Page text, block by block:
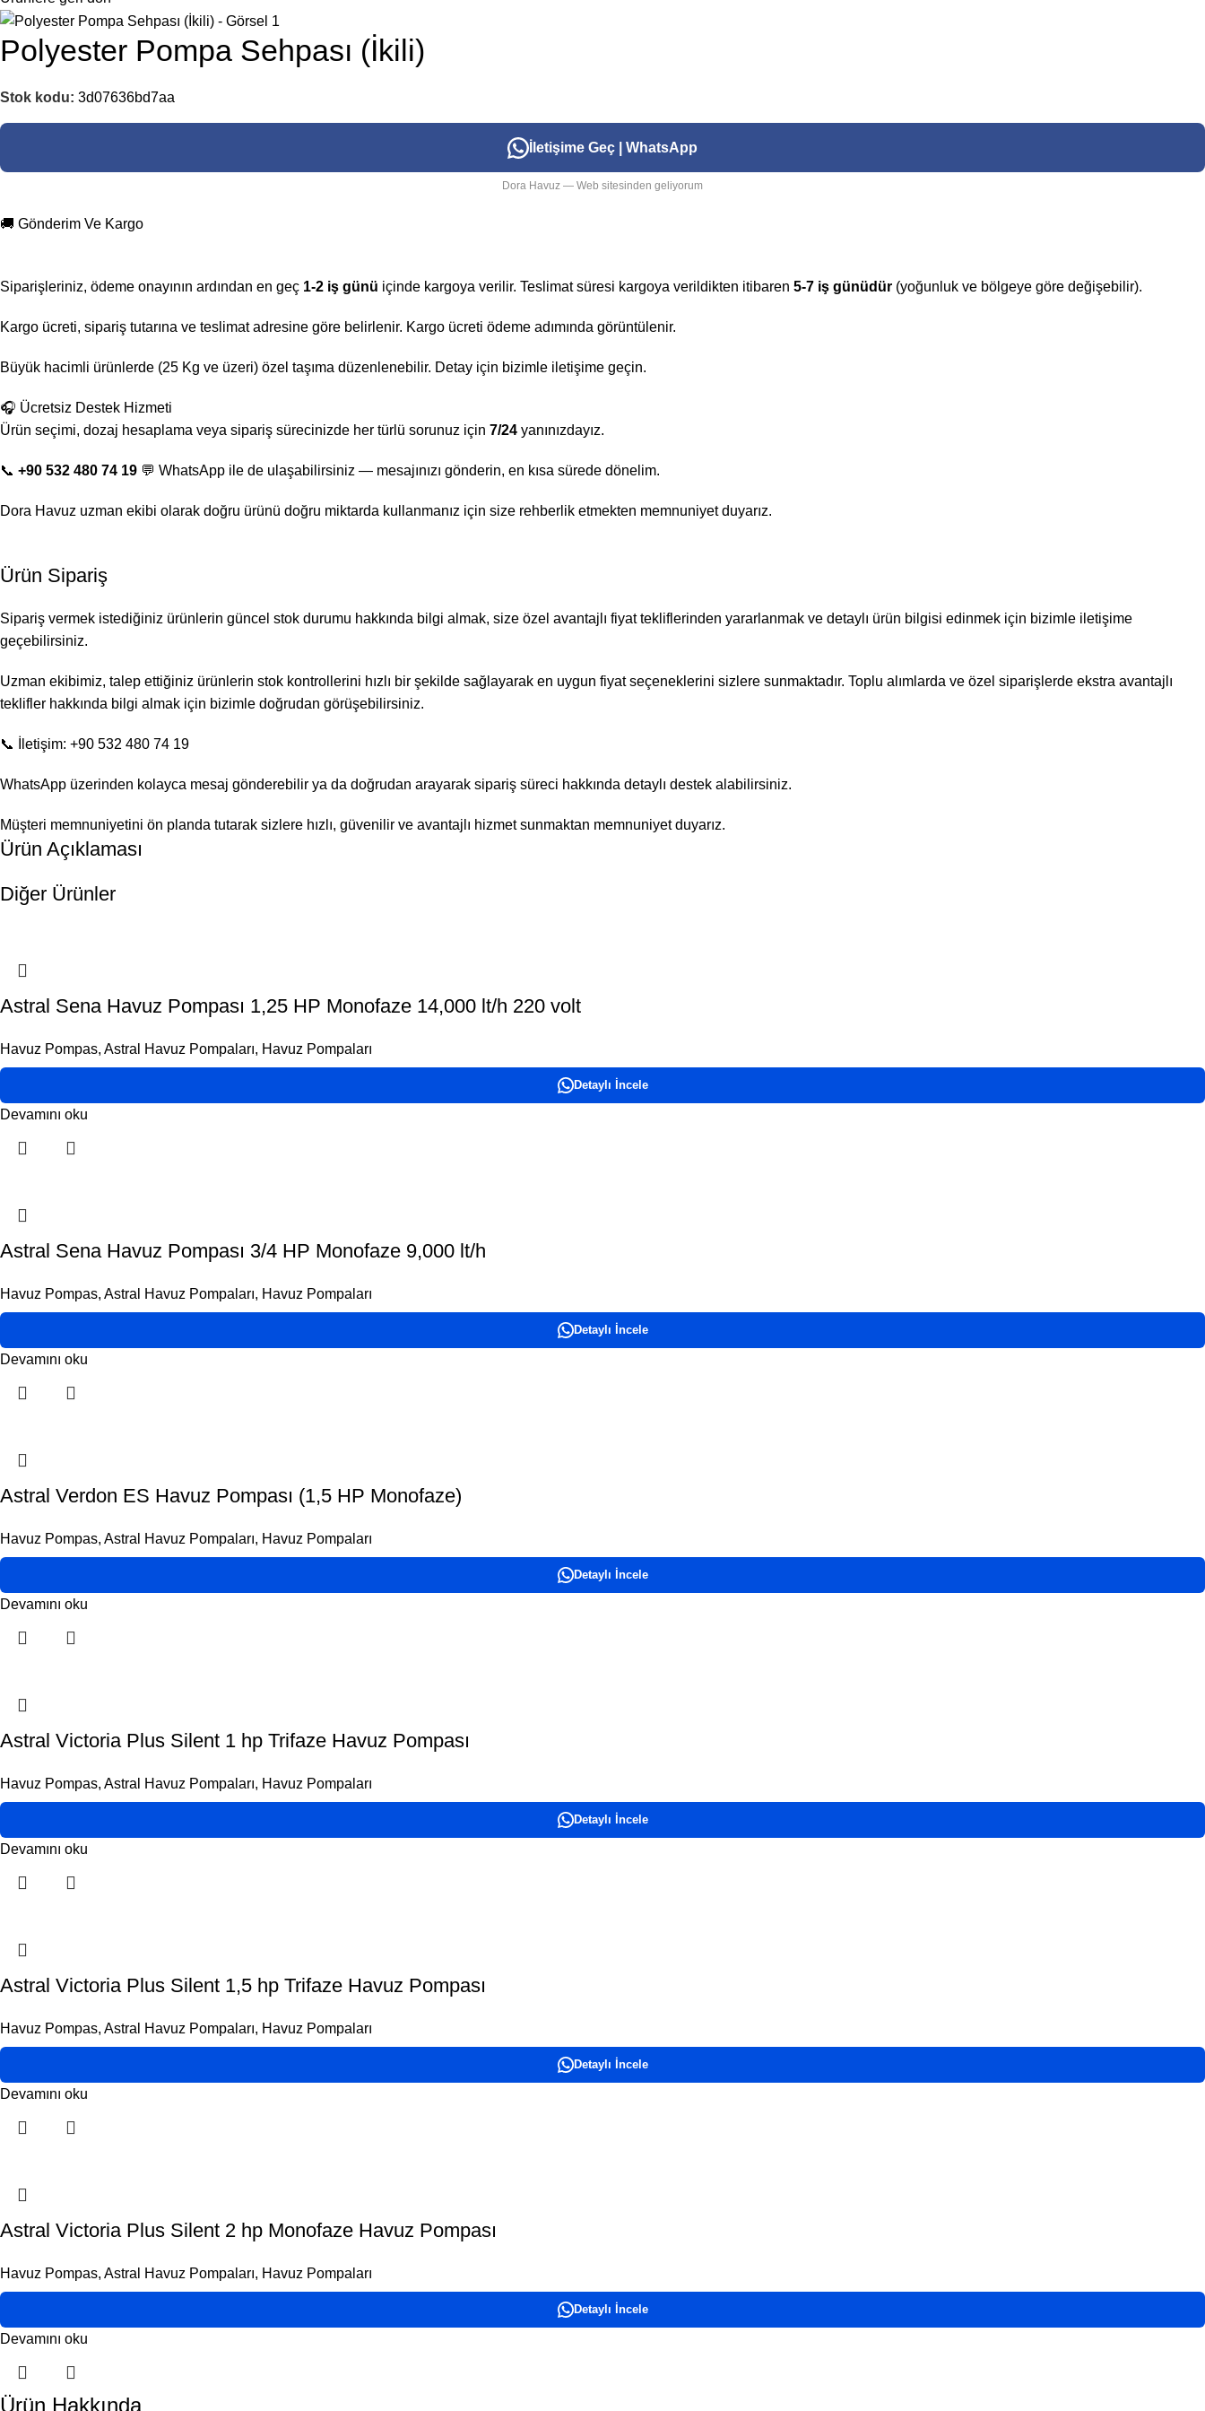
Polyester Pompa Sehpası (İkili)
Stok kodu: 3d07636bd7aa
İletişime Geç | WhatsApp
Dora Havuz — Web sitesinden geliyorum
🚚 Gönderim Ve Kargo
Siparişleriniz, ödeme onayının ardından en geç 1-2 iş günü içinde kargoya verilir. Teslimat süresi kargoya verildikten itibaren 5-7 iş günüdür (yoğunluk ve bölgeye göre değişebilir).
Kargo ücreti, sipariş tutarına ve teslimat adresine göre belirlenir. Kargo ücreti ödeme adımında görüntülenir.
Büyük hacimli ürünlerde (25 Kg ve üzeri) özel taşıma düzenlenebilir. Detay için bizimle iletişime geçin.
🎧 Ücretsiz Destek Hizmeti
Ürün seçimi, dozaj hesaplama veya sipariş sürecinizde her türlü sorunuz için 7/24 yanınızdayız.
📞 +90 532 480 74 19 💬 WhatsApp ile de ulaşabilirsiniz — mesajınızı gönderin, en kısa sürede dönelim.
Dora Havuz uzman ekibi olarak doğru ürünü doğru miktarda kullanmanız için size rehberlik etmekten memnuniyet duyarız.
Ürün Sipariş
Sipariş vermek istediğiniz ürünlerin güncel stok durumu hakkında bilgi almak, size özel avantajlı fiyat tekliflerinden yararlanmak ve detaylı ürün bilgisi edinmek için bizimle iletişime
geçebilirsiniz.
Uzman ekibimiz, talep ettiğiniz ürünlerin stok kontrollerini hızlı bir şekilde sağlayarak en uygun fiyat seçeneklerini sizlere sunmaktadır. Toplu alımlarda ve özel siparişlerde ekstra avantajlı
teklifler hakkında bilgi almak için bizimle doğrudan görüşebilirsiniz.
📞 İletişim: +90 532 480 74 19
WhatsApp üzerinden kolayca mesaj gönderebilir ya da doğrudan arayarak sipariş süreci hakkında detaylı destek alabilirsiniz.
Müşteri memnuniyetini ön planda tutarak sizlere hızlı, güvenilir ve avantajlı hizmet sunmaktan memnuniyet duyarız.
Ürün Açıklaması
Diğer Ürünler
Astral Sena Havuz Pompası 1,25 HP Monofaze 14,000 lt/h 220 volt
Havuz Pompas, Astral Havuz Pompaları, Havuz Pompaları
Detaylı İncele
Devamını oku
Astral Sena Havuz Pompası 3/4 HP Monofaze 9,000 lt/h
Havuz Pompas, Astral Havuz Pompaları, Havuz Pompaları
Detaylı İncele
Devamını oku
Astral Verdon ES Havuz Pompası (1,5 HP Monofaze)
Havuz Pompas, Astral Havuz Pompaları, Havuz Pompaları
Detaylı İncele
Devamını oku
Astral Victoria Plus Silent 1 hp Trifaze Havuz Pompası
Havuz Pompas, Astral Havuz Pompaları, Havuz Pompaları
Detaylı İncele
Devamını oku
Astral Victoria Plus Silent 1,5 hp Trifaze Havuz Pompası
Havuz Pompas, Astral Havuz Pompaları, Havuz Pompaları
Detaylı İncele
Devamını oku
Astral Victoria Plus Silent 2 hp Monofaze Havuz Pompası
Havuz Pompas, Astral Havuz Pompaları, Havuz Pompaları
Detaylı İncele
Devamını oku
Ürün Hakkında